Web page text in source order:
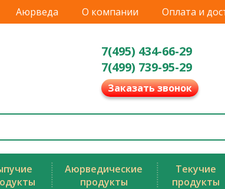
Аюрведа О компании Оплата и
7(495) 434-66-29
7(499) 739-95-29
Заказать звонок
Аюрведические
продукты
Текучие
продукты